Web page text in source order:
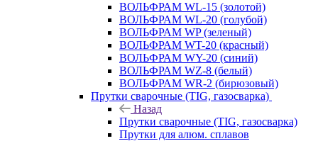
ВОЛЬФРАМ WL-15 (золотой)
ВОЛЬФРАМ WL-20 (голубой)
ВОЛЬФРАМ WP (зеленый)
ВОЛЬФРАМ WT-20 (красный)
ВОЛЬФРАМ WY-20 (синий)
ВОЛЬФРАМ WZ-8 (белый)
ВОЛЬФРАМ WR-2 (бирюзовый)
Прутки сварочные (TIG, газосварка)
Назад
Прутки сварочные (TIG, газосварка)
Прутки для алюм. сплавов